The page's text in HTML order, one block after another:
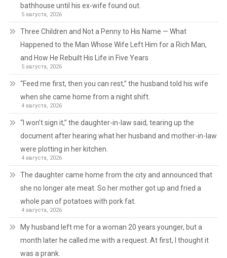
bathhouse until his ex-wife found out.
5 августа, 2026
Three Children and Not a Penny to His Name — What
Happened to the Man Whose Wife Left Him for a Rich Man,
and How He Rebuilt His Life in Five Years
5 августа, 2026
“Feed me first, then you can rest,” the husband told his wife
when she came home from a night shift.
4 августа, 2026
“I won’t sign it,” the daughter-in-law said, tearing up the
document after hearing what her husband and mother-in-law
were plotting in her kitchen.
4 августа, 2026
The daughter came home from the city and announced that
she no longer ate meat. So her mother got up and fried a
whole pan of potatoes with pork fat.
4 августа, 2026
My husband left me for a woman 20 years younger, but a
month later he called me with a request. At first, I thought it
was a prank.